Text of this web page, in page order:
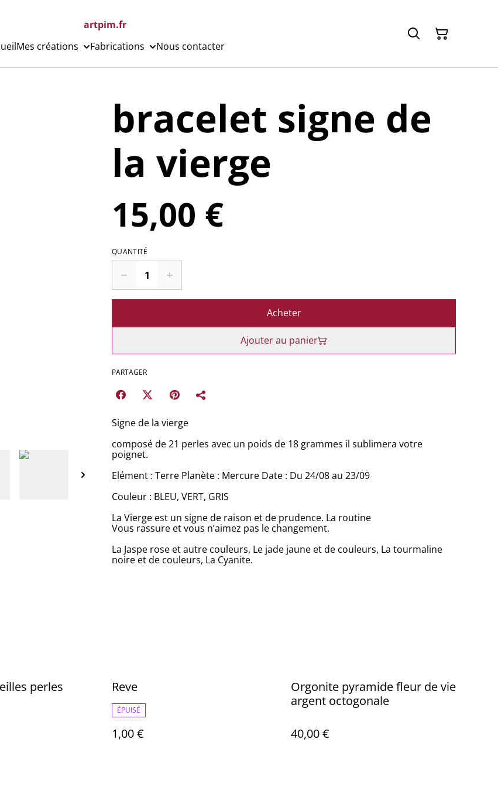
artpim.fr
Mes créations Fabrications Nous contacter
bracelet signe de
la vierge
15,00 €
QUANTITÉ
Acheter
Ajouter au panier
PARTAGER
Signe de la vierge
composé de 21 perles avec un poids de 18 grammes il sublimera votre
poignet.
Elément : Terre Planète : Mercure Date : Du 24/08 au 23/09
Couleur : BLEU, VERT, GRIS
La Vierge est un signe de raison et de prudence. La routine
Vous rassure et vous n’aimez pas le changement.
La Jaspe rose et autre couleurs, Le jade jaune et de couleurs, La tourmaline
noire et de couleurs, La Cyanite.
perles Reve
ÉPUISÉ
1,00 €
Orgonite pyramide fleur de vie
argent octogonale
40,00 €